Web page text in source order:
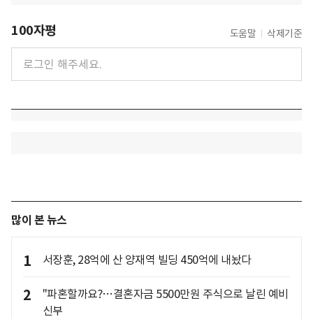
100자평 도움말 삭제기준
많이 본 뉴스
1 서장훈, 28억에 산 양재역 빌딩 450억에 내놨다
2
"파혼할까요?…결혼자금 5500만원 주식으로 날린 예비
신부